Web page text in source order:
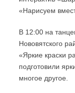
«Нарисуем
В 12:00 на
Нововятского
«Яркие краски
подготовили
многое другое.